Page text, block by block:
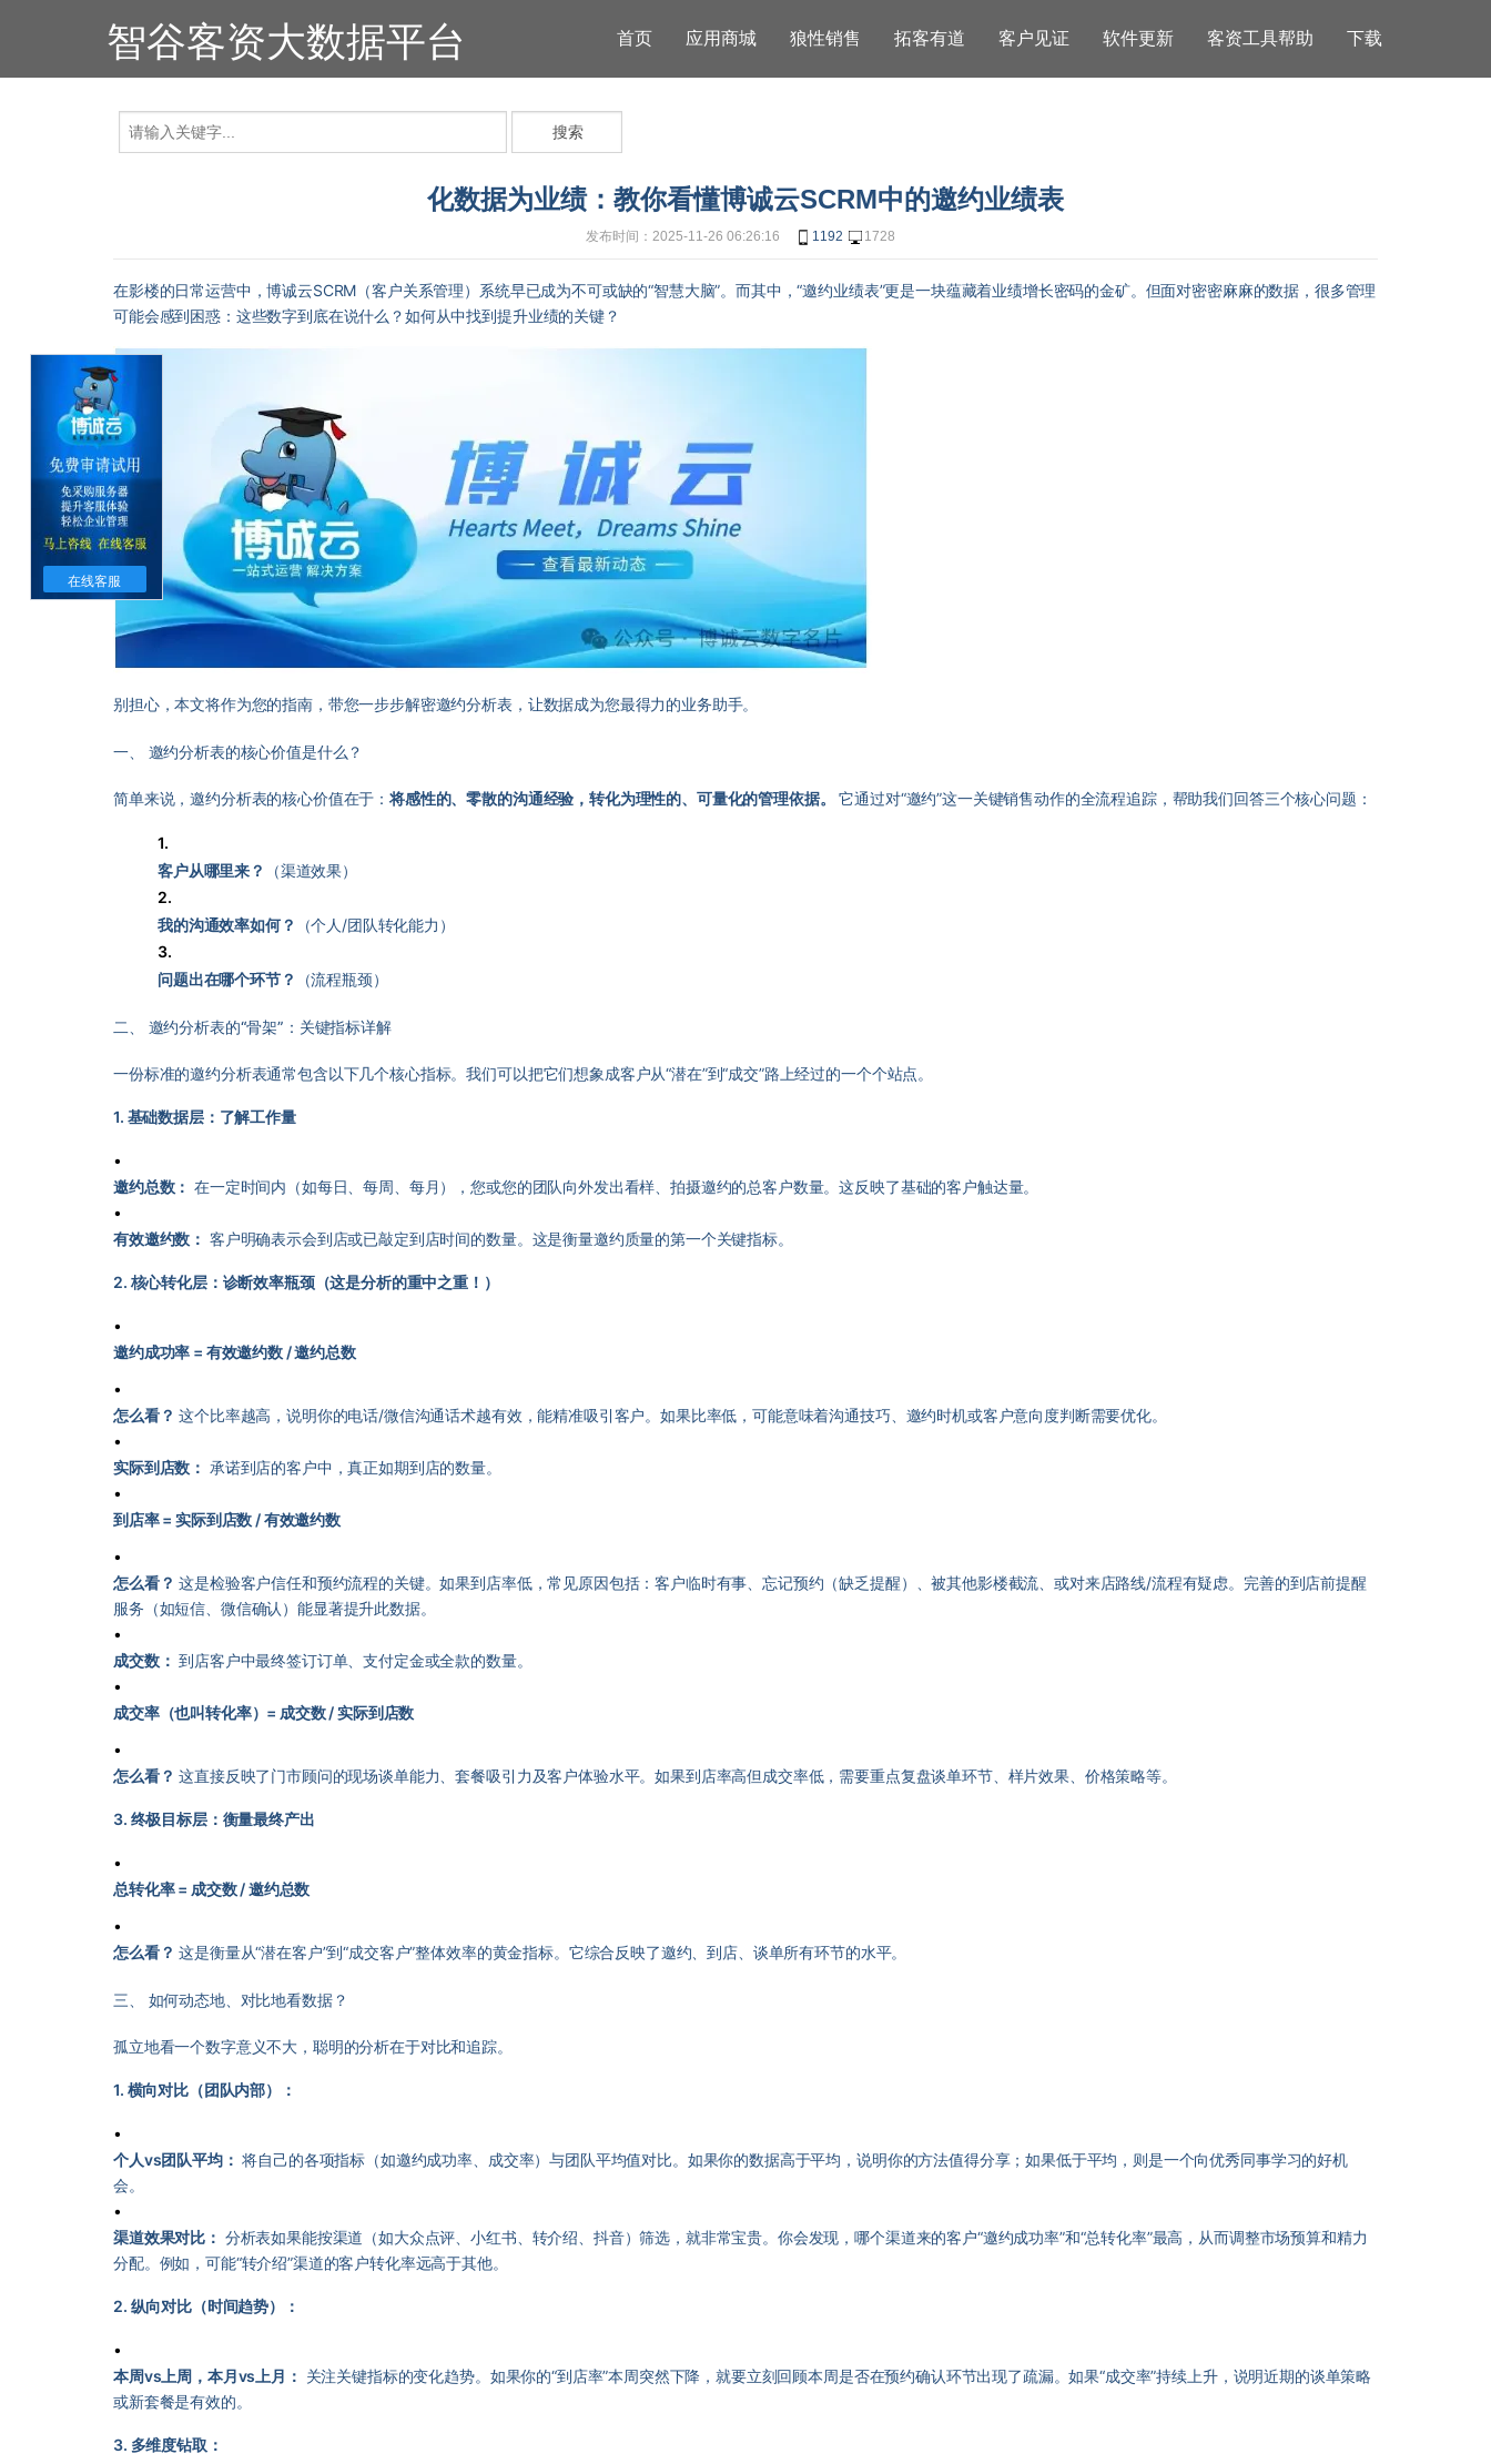
在线客服
智谷客资大数据平台 首页 应用商城 狼性销售 拓客有道 客户见证 软件更新 客资工具帮助 下载
搜索
化数据为业绩：教你看懂博诚云SCRM中的邀约业绩表
发布时间：2025-11-26 06:26:16 1192 1728
在影楼的日常运营中，博诚云SCRM（客户关系管理）系统早已成为不可或缺的“智慧大脑”。而其中，“邀约业绩表”更是一块蕴藏着业绩增长密码的金矿。但面对密密麻麻的数据，很多管理
可能会感到困惑：这些数字到底在说什么？如何从中找到提升业绩的关键？
别担心，本文将作为您的指南，带您一步步解密邀约分析表，让数据成为您最得力的业务助手。
一、 邀约分析表的核心价值是什么？
简单来说，邀约分析表的核心价值在于：将感性的、零散的沟通经验，转化为理性的、可量化的管理依据。 它通过对“邀约”这一关键销售动作的全流程追踪，帮助我们回答三个核心问题：
1.
客户从哪里来？
（渠道效果）
2.
我的沟通效率如何？
（个人/团队转化能力）
3.
问题出在哪个环节？
（流程瓶颈）
二、 邀约分析表的“骨架”：关键指标详解
一份标准的邀约分析表通常包含以下几个核心指标。我们可以把它们想象成客户从“潜在”到“成交”路上经过的一个个站点。
1. 基础数据层：了解工作量
•
邀约总数： 在一定时间内（如每日、每周、每月），您或您的团队向外发出看样、拍摄邀约的总客户数量。这反映了基础的客户触达量。
•
有效邀约数： 客户明确表示会到店或已敲定到店时间的数量。这是衡量邀约质量的第一个关键指标。
2. 核心转化层：诊断效率瓶颈（这是分析的重中之重！）
•
邀约成功率 = 有效邀约数 / 邀约总数
•
怎么看？ 这个比率越高，说明你的电话/微信沟通话术越有效，能精准吸引客户。如果比率低，可能意味着沟通技巧、邀约时机或客户意向度判断需要优化。
•
实际到店数： 承诺到店的客户中，真正如期到店的数量。
•
到店率 = 实际到店数 / 有效邀约数
•
怎么看？ 这是检验客户信任和预约流程的关键。如果到店率低，常见原因包括：客户临时有事、忘记预约（缺乏提醒）、被其他影楼截流、或对来店路线/流程有疑虑。完善的到店前提醒
服务（如短信、微信确认）能显著提升此数据。
•
成交数： 到店客户中最终签订订单、支付定金或全款的数量。
•
成交率（也叫转化率）= 成交数 / 实际到店数
•
怎么看？ 这直接反映了门市顾问的现场谈单能力、套餐吸引力及客户体验水平。如果到店率高但成交率低，需要重点复盘谈单环节、样片效果、价格策略等。
3. 终极目标层：衡量最终产出
•
总转化率 = 成交数 / 邀约总数
•
怎么看？ 这是衡量从“潜在客户”到“成交客户”整体效率的黄金指标。它综合反映了邀约、到店、谈单所有环节的水平。
三、 如何动态地、对比地看数据？
孤立地看一个数字意义不大，聪明的分析在于对比和追踪。
1. 横向对比（团队内部）：
•
个人vs团队平均： 将自己的各项指标（如邀约成功率、成交率）与团队平均值对比。如果你的数据高于平均，说明你的方法值得分享；如果低于平均，则是一个向优秀同事学习的好机
会。
•
渠道效果对比： 分析表如果能按渠道（如大众点评、小红书、转介绍、抖音）筛选，就非常宝贵。你会发现，哪个渠道来的客户“邀约成功率”和“总转化率”最高，从而调整市场预算和精力
分配。例如，可能“转介绍”渠道的客户转化率远高于其他。
2. 纵向对比（时间趋势）：
•
本周vs上周，本月vs上月： 关注关键指标的变化趋势。如果你的“到店率”本周突然下降，就要立刻回顾本周是否在预约确认环节出现了疏漏。如果“成交率”持续上升，说明近期的谈单策略
或新套餐是有效的。
3. 多维度钻取：